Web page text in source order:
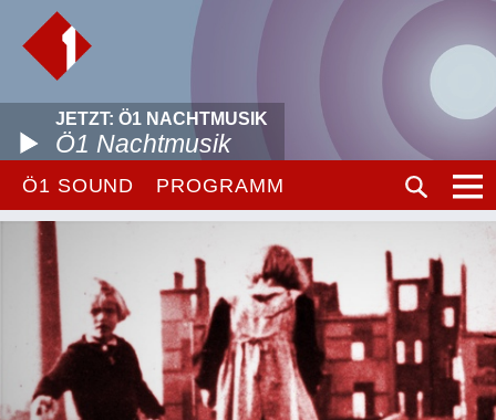
JETZT: Ö1 NACHTMUSIK
Ö1 Nachtmusik
Ö1 SOUND PROGRAMM